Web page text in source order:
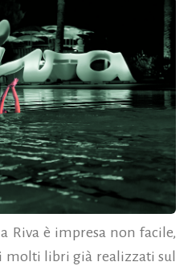
Riva è impresa non facile,
molti libri già realizzati sul